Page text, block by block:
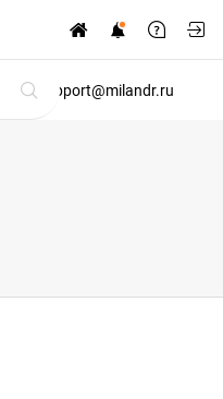
support@milandr.ru